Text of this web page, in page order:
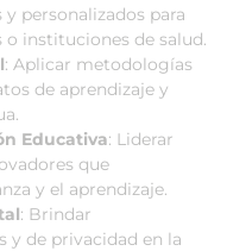
personalizados para
instituciones de salud.
: Aplicar metodologías
de aprendizaje y
Educativa: Liderar
que
y el aprendizaje.
: Brindar
y de privacidad en la